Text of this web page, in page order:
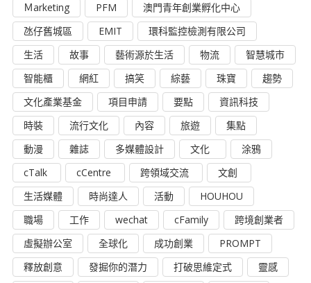
Ｍarketing
PFM
澳門青年創業孵化中心
氹仔舊城區
EMIT
環科監控檢測有限公司
生活
故事 藝術源於生活 物流
智慧城市
智能櫃
網紅 搞笑 綜藝 珠寶
趨勢
文化產業基金
項目申請 要點
資訊科技
時裝
流行文化 內容 旅遊
集點
動漫
雜誌 多媒體設計 文化
涂鴉
cTalk
cCentre 跨領域交流
文創
生活媒體
時尚達人 活動
HOUHOU
職場
工作 wechat cFamily
跨境創業者
虛擬辦公室
全球化 成功創業
PROMPT
釋放創意
發掘你的潛力 打破思維定式
靈感